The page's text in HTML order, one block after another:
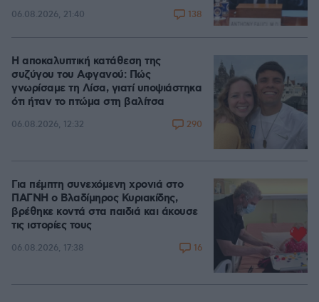
06.08.2026, 21:40 138
Η αποκαλυπτική κατάθεση της
συζύγου του Αφγανού: Πώς
γνωρίσαμε τη Λίσα, γιατί υποψιάστηκα
ότι ήταν το πτώμα στη βαλίτσα
06.08.2026, 12:32 290
Για πέμπτη συνεχόμενη χρονιά στο
ΠΑΓΝΗ ο Βλαδίμηρος Κυριακίδης,
βρέθηκε κοντά στα παιδιά και άκουσε
τις ιστορίες τους
06.08.2026, 17:38 16